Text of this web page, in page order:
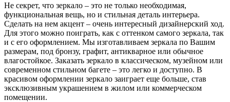
Не секрет, что зеркало – это не только необходимая,
функциональная вещь, но и стильная деталь интерьера.
Сделать на нем акцент – очень интересный дизайнерский ход.
Для этого можно поиграть, как с оттенком самого зеркала, так
и с его оформлением. Мы изготавливаем зеркала по Вашим
размерам, под бронзу, графит, антикварное или обычное
влагостойкое. Заказать зеркало в классическом, музейном или
современном стильном багете – это легко и доступно. В
красивом оформлении зеркало заиграет еще больше, став
эксклюзивным украшением в жилом или коммерческом
помещении.